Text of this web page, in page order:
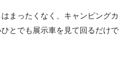
まったくなく、キャンピングカ
とでも展示車を見て回るだけで